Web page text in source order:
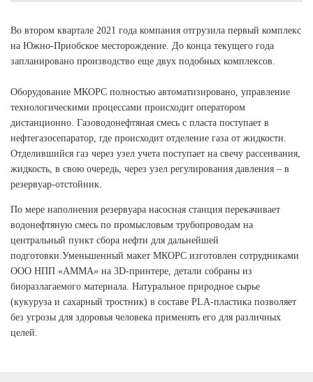
Во втором квартале 2021 года компания отгрузила первый комплекс
на Южно-Приобское месторождение. До конца текущего года
запланировано производство еще двух подобных комплексов.
Оборудование МКОРС полностью автоматизировано, управление
технологическими процессами происходит оператором
дистанционно. Газоводонефтяная смесь с пласта поступает в
нефтегазосепаратор, где происходит отделение газа от жидкости.
Отделившийся газ через узел учета поступает на свечу рассеивания,
жидкость, в свою очередь, через узел регулирования давления – в
резервуар-отстойник.
По мере наполнения резервуара насосная станция перекачивает
водонефтяную смесь по промысловым трубопроводам на
центральный пункт сбора нефти для дальнейшей
подготовки.Уменьшенный макет МКОРС изготовлен сотрудниками
ООО НПП «АММА» на 3D-принтере, детали собраны из
биоразлагаемого материала. Натуральное природное сырье
(кукуруза и сахарный тростник) в составе PLA-пластика позволяет
без угрозы для здоровья человека применять его для различных
целей.